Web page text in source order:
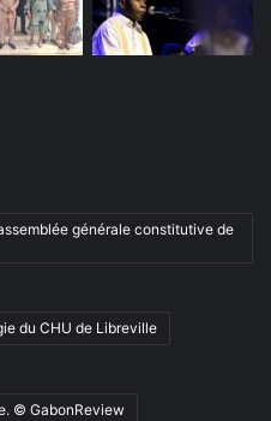
générale constitutive de
du CHU de Libreville
© GabonReview